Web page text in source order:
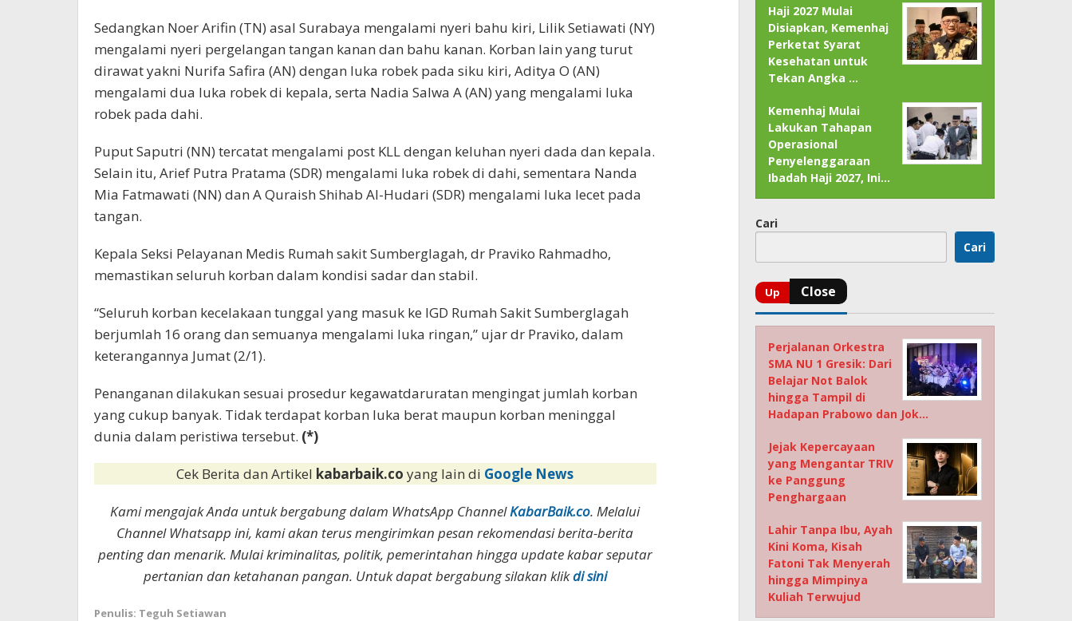
Sedangkan Noer Arifin (TN) asal Surabaya mengalami nyeri bahu kiri, Lilik Setiawati (NY)
mengalami nyeri pergelangan tangan kanan dan bahu kanan. Korban lain yang turut
dirawat yakni Nurifa Safira (AN) dengan luka robek pada siku kiri, Aditya O (AN)
mengalami dua luka robek di kepala, serta Nadia Salwa A (AN) yang mengalami luka
robek pada dahi.
Puput Saputri (NN) tercatat mengalami post KLL dengan keluhan nyeri dada dan kepala.
Selain itu, Arief Putra Pratama (SDR) mengalami luka robek di dahi, sementara Nanda
Mia Fatmawati (NN) dan A Quraish Shihab Al-Hudari (SDR) mengalami luka lecet pada
tangan.
Kepala Seksi Pelayanan Medis Rumah sakit Sumberglagah, dr Praviko Rahmadho,
memastikan seluruh korban dalam kondisi sadar dan stabil.
“Seluruh korban kecelakaan tunggal yang masuk ke IGD Rumah Sakit Sumberglagah
berjumlah 16 orang dan semuanya mengalami luka ringan,” ujar dr Praviko, dalam
keterangannya Jumat (2/1).
Penanganan dilakukan sesuai prosedur kegawatdaruratan mengingat jumlah korban
yang cukup banyak. Tidak terdapat korban luka berat maupun korban meninggal
dunia dalam peristiwa tersebut. (*)
Cek Berita dan Artikel kabarbaik.coyang lain di Google News
Kami mengajak Anda untuk bergabung dalam WhatsApp ChannelKabarBaik.co. Melalui
Channel Whatsapp ini, kami akan terus mengirimkan pesan rekomendasi berita-berita
penting dan menarik. Mulai kriminalitas, politik, pemerintahan hingga update kabar seputar
pertanian dan ketahanan pangan. Untuk dapat bergabung silakan klikdi sini
Penulis: Teguh Setiawan
Haji 2027 Mulai
Disiapkan, Kemenhaj
Perketat Syarat
Kesehatan untuk
Tekan Angka …
Kemenhaj Mulai
Lakukan Tahapan
Operasional
Penyelenggaraan
Ibadah Haji 2027, Ini…
Cari
Cari
Perjalanan Orkestra
SMA NU 1 Gresik: Dari
Belajar Not Balok
hingga Tampil di
Hadapan Prabowo dan Jok…
Jejak Kepercayaan
yang Mengantar TRIV
ke Panggung
Penghargaan
Lahir Tanpa Ibu, Ayah
Kini Koma, Kisah
Fatoni Tak Menyerah
hingga Mimpinya
Kuliah Terwujud